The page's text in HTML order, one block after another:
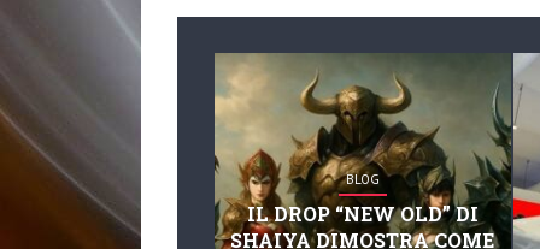
BLOG
IL DROP “NEW OLD” DI
SHAIYA DIMOSTRA COME